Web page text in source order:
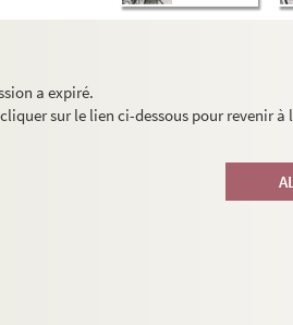
a expiré.
sur le lien ci-dessous pour revenir